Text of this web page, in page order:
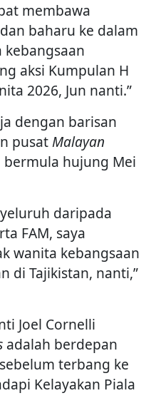
membawa
baharu ke dalam
kebangsaan
aksi Kumpulan H
2026, Jun nanti.”
dengan barisan
pusatMalayan
hujung Mei
daripada
FAM, saya
wanita kebangsaan
di Tajikistan, nanti,”
Joel Cornelli
adalah berdepan
terbang ke
Kelayakan Piala